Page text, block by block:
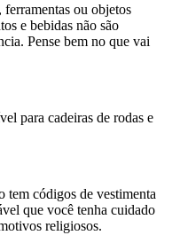
ou objetos
e bebidas não são
Pense bem no que vai
para cadeiras de rodas e
tem códigos de vestimenta
que você tenha cuidado
religiosos.